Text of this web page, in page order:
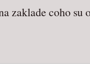
zaklade coho su